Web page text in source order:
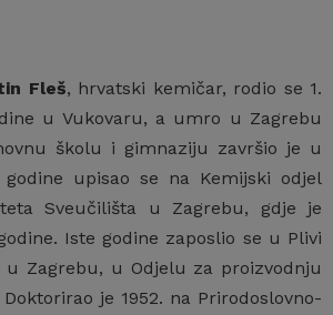
Fleš, hrvatski kemičar, rodio se 1.
u Vukovaru, a umro u Zagrebu
školu i gimnaziju završio je u
godine upisao se na Kemijski odjel
Sveučilišta u Zagrebu, gdje je
Iste godine zaposlio se u Plivi
Zagrebu, u Odjelu za proizvodnju
je 1952. na Prirodoslovno-